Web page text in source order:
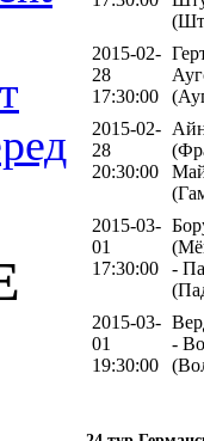
2015-02-
28
17:30:00
2015-02-
28
20:30:00
2015-03-
01
17:30:00
-
2015-03-
01
19:30:00
-